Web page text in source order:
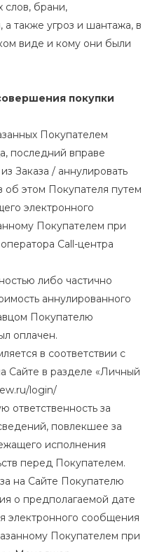
слов, брани,
также угроз и шантажа, в
виде и кому они были
покупки
Покупателем
последний вправе
Заказа / аннулировать
об этом Покупателя путем
электронного
Покупателем при
Call-центра
либо частично
аннулированного
Покупателю
оплачен.
в соответствии с
Сайте в разделе «Личный
login/
ответственность за
повлекшее за
исполнения
перед Покупателем.
на Сайте Покупателю
о предполагаемой дате
электронного сообщения
Покупателем при